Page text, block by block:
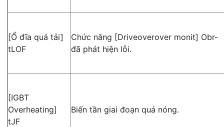
[Ổ đĩa quá tải]
tLOF
Chức năng [Driveoverover monit] Obr-
đã phát hiện lỗi.
[IGBT
Overheating]
tJF
Biến tần giai đoạn quá nóng.